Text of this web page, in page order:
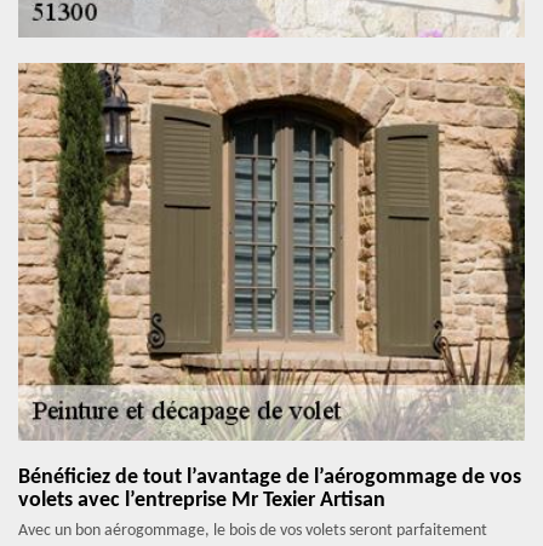
Bénéficiez de tout l’avantage de l’aérogommage de vos
volets avec l’entreprise Mr Texier Artisan
Avec un bon aérogommage, le bois de vos volets seront parfaitement